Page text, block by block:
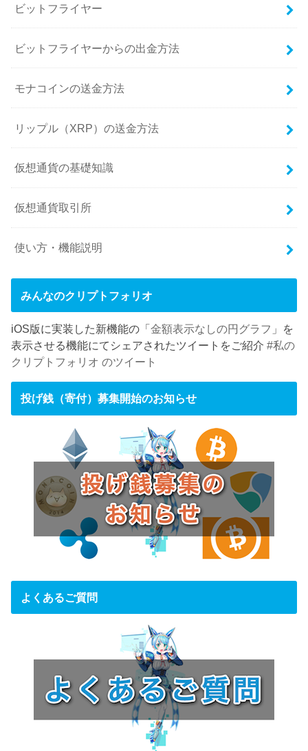
ビットフライヤー
ビットフライヤーからの出金方法
モナコインの送金方法
リップル（XRP）の送金方法
仮想通貨の基礎知識
仮想通貨取引所
使い方・機能説明
みんなのクリプトフォリオ
iOS版に実装した新機能の「金額表示なしの円グラフ 」を
表示させる機能にてシェアされたツイートをご紹介#私の
クリプトフォリオ のツイート
投げ銭（寄付）募集開始のお知らせ
よくあるご質問